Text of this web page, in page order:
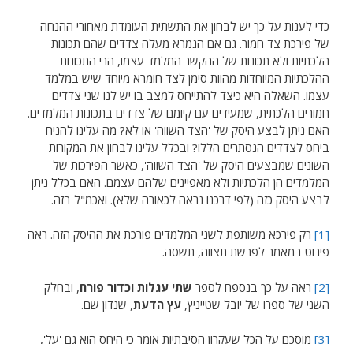
כדי לענות על כך יש לבחון את התשתית העומדת מאחורי ההנחה
של פירכת צד חמור. גם אם הגמרא מעלה צדדים שהם תכונות
הלכתיות ולא תכונות של ההקשר המלמד עצמו, הרי התכונות
ההלכתיות המיוחדות מהוות סימן לצד חומרא מיוחד שיש במלמד
עצמו. השאלה היא כיצד להתייחס למצב בו יש לנו שני צדדים
חמורים הלכתית, שמעידים עם קיומם של צדדים בתכונות המלמדים.
האם ניתן לבצע היסק של 'הצד השווה' או לא? מה עלינו להניח
ביחס לצדדים הנסתרים הללו? ובכלל עלינו לבחון את המקורות
השונים שמבצעים היסק של 'הצד השווה', כאשר הפירכות של
המלמדים הן הלכתיות ולא מאפיינים שלהם עצמם. האם בכלל ניתן
לבצע היסק כזה (לפי דרכנו נראה לכאורה שלא). ואכמ"ל בזה.
[1]
רק פירכא משותפת לשני המלמדים פורכת את ההיסק הזה. ראה
פירוט במאמר לפרשת תצווה, תשסה.
[2] ראה על כך בנספח לספר שתי עגלות וכדור פורח, ובחלק
השני של ספרו של יובל שטייניץ, עץ הדעת, שנדון שם.
[3] מוסכם על הכל שעקרון הסיבתיות אומר כי היחס הוא גם 'על',